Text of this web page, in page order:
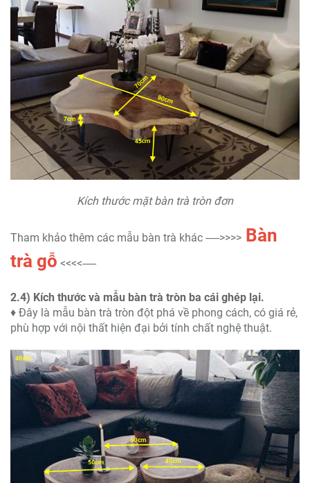
Kích thước mặt bàn trà tròn đơn
Tham khảo thêm các mẫu bàn trà khác ----->>>> Bàn
trà gỗ <<<<-----
2.4) Kích thước và mẫu bàn trà tròn ba cái ghép lại.
♦ Đây là mẫu bàn trà tròn đột phá về phong cách, có giá rẻ,
phù hợp với nội thất hiện đại bởi tính chất nghệ thuật.